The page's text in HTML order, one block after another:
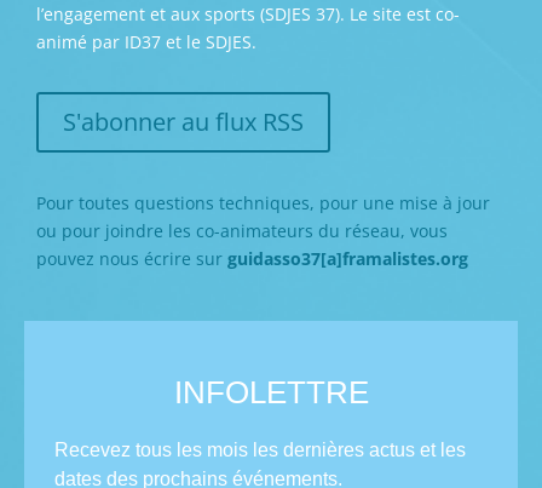
l’engagement et aux sports (SDJES 37). Le site est co-
animé par ID37 et le SDJES.
S'abonner au flux RSS
Pour toutes questions techniques, pour une mise à jour
ou pour joindre les co-animateurs du réseau, vous
pouvez nous écrire sur guidasso37[a]framalistes.org